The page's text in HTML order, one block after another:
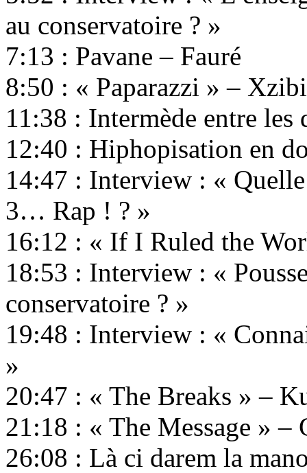
au conservatoire ? »
7:13 : Pavane – Fauré
8:50 : « Paparazzi » –
11:38 : Intermède entre les
12:40 : Hiphopisation en
14:47 : Interview : «
3… Rap ! ? »
16:12 : « If I Ruled the
18:53 : Interview : «
conservatoire ? »
19:48 : Interview : «
»
20:47 : « The Breaks » –
21:18 : « The Message » –
26:08 : Là ci darem la